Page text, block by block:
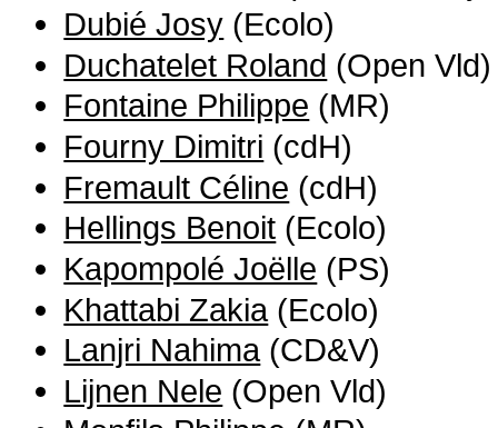
Dubié Josy (Ecolo)
Duchatelet Roland (Open Vld)
Fontaine Philippe (MR)
Fourny Dimitri (cdH)
Fremault Céline (cdH)
Hellings Benoit (Ecolo)
Kapompolé Joëlle (PS)
Khattabi Zakia (Ecolo)
Lanjri Nahima(CD&V)
Lijnen Nele (Open Vld)